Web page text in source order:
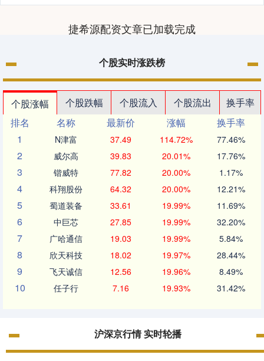
捷希源配资文章已加载完成
个股实时涨跌榜
个股涨幅 个股跌幅 个股流入 个股流出
换手率
排名
名称 最新价 涨幅
换手率
1
N津富 37.49 114.72% 77.46%
2 威尔高 39.83 20.01% 17.76%
3 锴威特 77.82 20.00% 1.17%
4 科翔股份 64.32 20.00% 12.21%
5 蜀道装备 33.61 19.99% 11.69%
6 中巨芯 27.85 19.99% 32.20%
7 广哈通信 19.03 19.99% 5.84%
8 欣天科技 18.02 19.97% 28.44%
9 飞天诚信 12.56 19.96% 8.49%
10 任子行 7.16 19.93% 31.42%
沪深京行情 实时轮播